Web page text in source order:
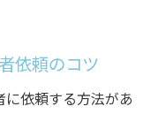
依頼のコツ
依頼する方法があ